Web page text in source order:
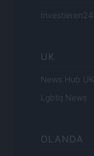
Investieren24
UK
News Hub UK
Lgbtq News
OLANDA